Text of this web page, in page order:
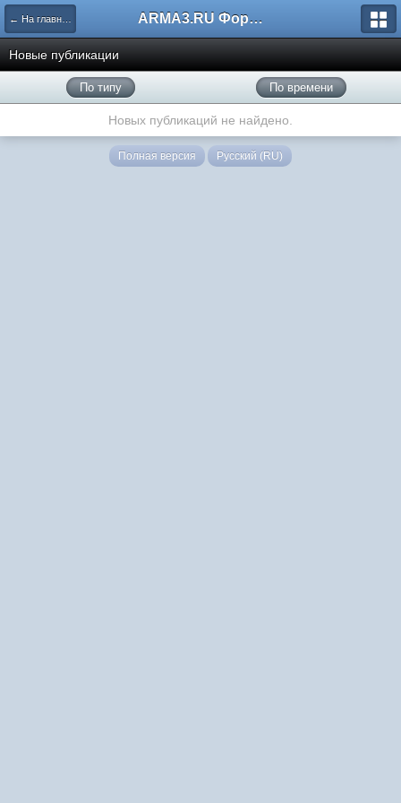
← На главную ARMA3.RU Форум
Новые публикации
По типу По времени
Новых публикаций не найдено.
Полная версия Русский (RU)